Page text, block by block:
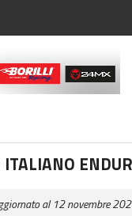
al 12 novembre